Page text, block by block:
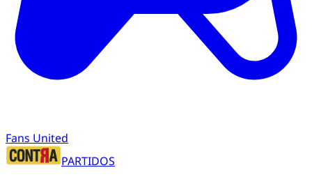
Fans United
PARTIDOS